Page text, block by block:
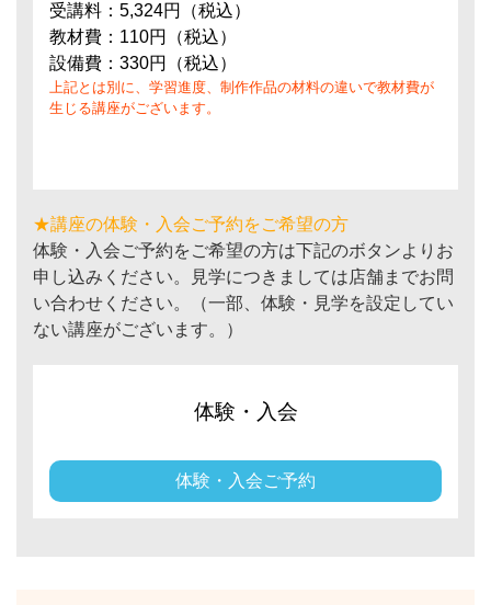
受講料：5,324円（税込）
教材費：110円（税込）
設備費：330円（税込）
上記とは別に、学習進度、制作作品の材料の違いで教材費が
生じる講座がございます。
★講座の体験・入会ご予約をご希望の方
体験・入会ご予約をご希望の方は下記のボタンよりお
申し込みください。見学につきましては店舗までお問
い合わせください。（一部、体験・見学を設定してい
ない講座がございます。）
体験・入会
体験・入会ご予約